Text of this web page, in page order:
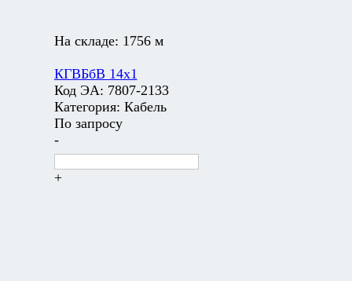
На складе: 1756 м
КГВБбВ 14х1
Код ЭА: 7807-2133
Категория: Кабель
По запросу
-
+